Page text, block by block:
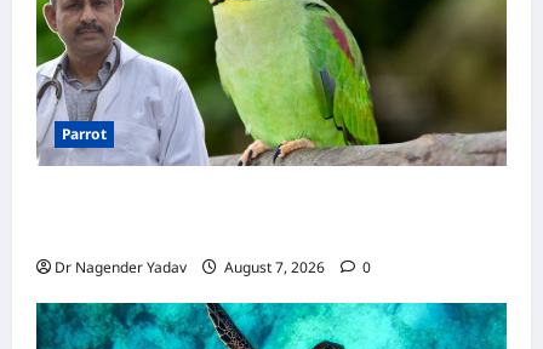
Parrot
Dr Nagender Yadav August 7, 2026 0